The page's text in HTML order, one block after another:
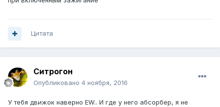
Цитата
Ситрогон
Опубликовано 4 ноября, 2016
У тебя движок наверно EW.. И где у него абсорбер, я не